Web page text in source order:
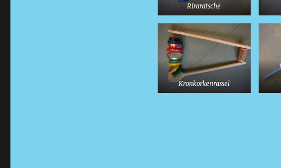
Riraratsche
Kronkorkenrassel